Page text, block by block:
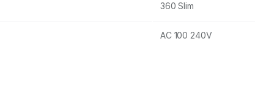
360 Slim
AC 100 240V